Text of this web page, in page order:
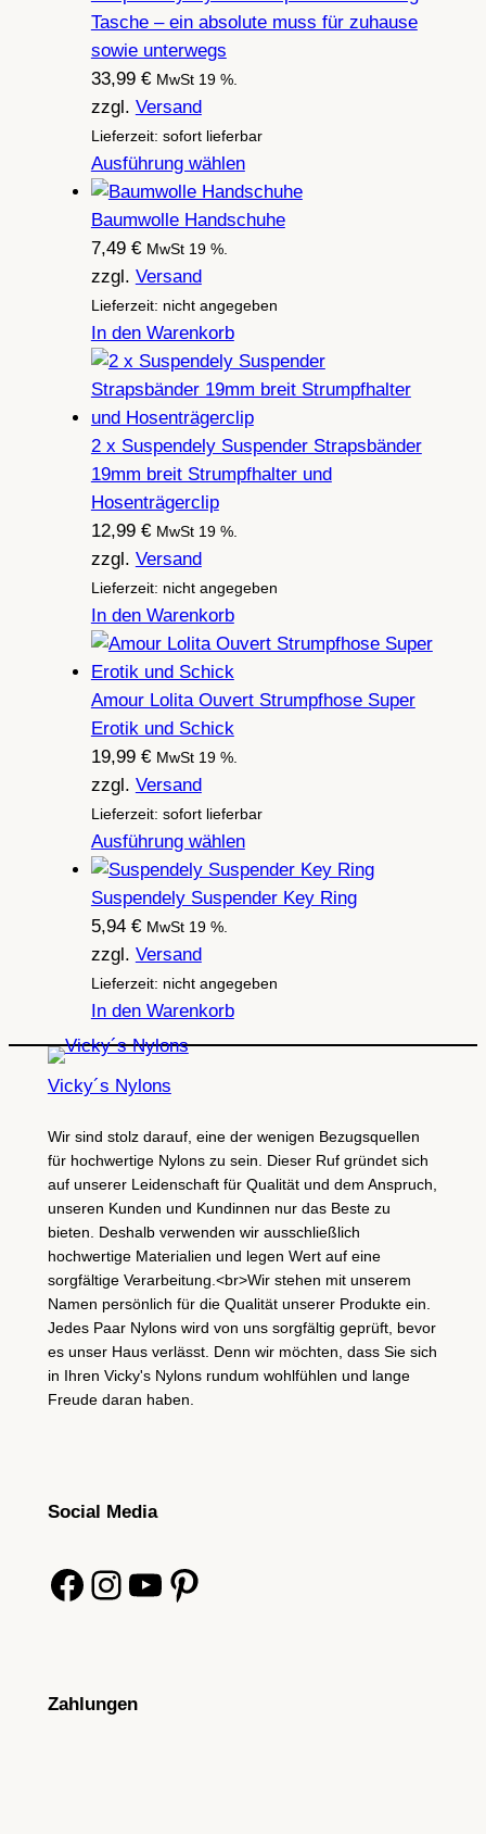
Tasche – ein absolute muss für zuhause
sowie unterwegs
33,99 € MwSt 19 %.
zzgl. Versand
Lieferzeit: sofort lieferbar
Ausführung wählen
Baumwolle Handschuhe
7,49 € MwSt 19 %.
zzgl. Versand
Lieferzeit: nicht angegeben
In den Warenkorb
2 x Suspendely Suspender Strapsbänder
19mm breit Strumpfhalter und
Hosenträgerclip
12,99 € MwSt 19 %.
zzgl. Versand
Lieferzeit: nicht angegeben
In den Warenkorb
Amour Lolita Ouvert Strumpfhose Super
Erotik und Schick
19,99 € MwSt 19 %.
zzgl. Versand
Lieferzeit: sofort lieferbar
Ausführung wählen
Suspendely Suspender Key Ring
5,94 € MwSt 19 %.
zzgl. Versand
Lieferzeit: nicht angegeben
In den Warenkorb
Vicky´s Nylons
Wir sind stolz darauf, eine der wenigen Bezugsquellen
für hochwertige Nylons zu sein. Dieser Ruf gründet sich
auf unserer Leidenschaft für Qualität und dem Anspruch,
unseren Kunden und Kundinnen nur das Beste zu
bieten. Deshalb verwenden wir ausschließlich
hochwertige Materialien und legen Wert auf eine
sorgfältige Verarbeitung.<br>Wir stehen mit unserem
Namen persönlich für die Qualität unserer Produkte ein.
Jedes Paar Nylons wird von uns sorgfältig geprüft, bevor
es unser Haus verlässt. Denn wir möchten, dass Sie sich
in Ihren Vicky's Nylons rundum wohlfühlen und lange
Freude daran haben.
Social Media
Facebook Instagram YouTube Pinterest
Zahlungen